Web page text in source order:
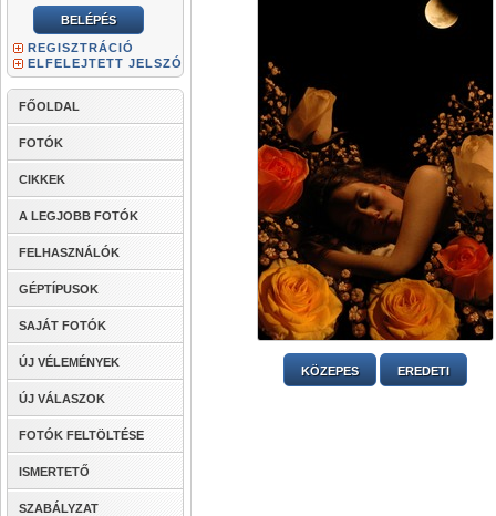
REGISZTRÁCIÓ
ELFELEJTETT JELSZÓ
FŐOLDAL
FOTÓK
CIKKEK
A LEGJOBB FOTÓK
FELHASZNÁLÓK
GÉPTÍPUSOK
SAJÁT FOTÓK
ÚJ VÉLEMÉNYEK
ÚJ VÁLASZOK
FOTÓK FELTÖLTÉSE
ISMERTETŐ
SZABÁLYZAT
KÖZEPES EREDETI